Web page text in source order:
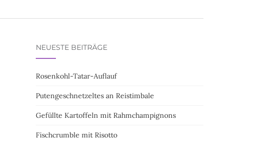
NEUESTE BEITRÄGE
Rosenkohl-Tatar-Auflauf
Putengeschnetzeltes an Reistimbale
Gefüllte Kartoffeln mit Rahmchampignons
Fischcrumble mit Risotto